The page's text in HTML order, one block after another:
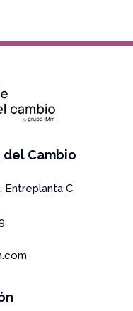
Cambio
Entreplanta C